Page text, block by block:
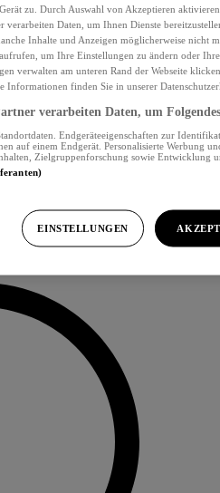
zu. Durch Auswahl von Akzeptieren
verarbeiten Daten, um Ihnen Dienste
Inhalte und Anzeigen möglicherweise nicht
um Ihre Einstellungen zu ändern oder
verwalten am unteren Rand der Webseite
Informationen finden Sie in unserer
verarbeiten Daten, um
Endgeräteeigenschaften zur
auf einem Endgerät. Personalisierte Werbung
Zielgruppenforschung sowie Entwicklung
EINSTELLUNGEN